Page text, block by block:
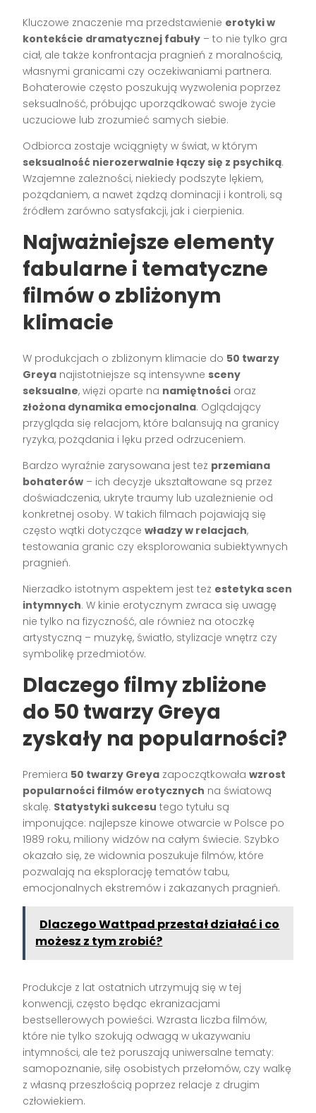
Kluczowe znaczenie ma przedstawienie erotyki w
kontekście dramatycznej fabuły – to nie tylko gra
ciał, ale także konfrontacja pragnień z moralnością,
własnymi granicami czy oczekiwaniami partnera.
Bohaterowie często poszukują wyzwolenia poprzez
seksualność, próbując uporządkować swoje życie
uczuciowe lub zrozumieć samych siebie.
Odbiorca zostaje wciągnięty w świat, w którym
seksualność nierozerwalnie łączy się z psychiką.
Wzajemne zależności, niekiedy podszyte lękiem,
pożądaniem, a nawet żądzą dominacji i kontroli, są
źródłem zarówno satysfakcji, jak i cierpienia.
Najważniejsze elementy
fabularne i tematyczne
filmów o zbliżonym
klimacie
W produkcjach o zbliżonym klimacie do 50 twarzy
Greya najistotniejsze są intensywne sceny
seksualne, więzi oparte na namiętności oraz
złożona dynamika emocjonalna. Oglądający
przygląda się relacjom, które balansują na granicy
ryzyka, pożądania i lęku przed odrzuceniem.
Bardzo wyraźnie zarysowana jest też przemiana
bohaterów – ich decyzje ukształtowane są przez
doświadczenia, ukryte traumy lub uzależnienie od
konkretnej osoby. W takich filmach pojawiają się
często wątki dotyczącewładzy w relacjach,
testowania granic czy eksplorowania subiektywnych
pragnień.
Nierzadko istotnym aspektem jest też estetyka scen
intymnych. W kinie erotycznym zwraca się uwagę
nie tylko na fizyczność, ale również na otoczkę
artystyczną – muzykę, światło, stylizacje wnętrz czy
symbolikę przedmiotów.
Dlaczego filmy zbliżone
do 50 twarzy Greya
zyskały na popularności?
Premiera 50 twarzy Greya zapoczątkowaławzrost
popularności filmów erotycznych na światową
skalę. Statystyki sukcesu tego tytułu są
imponujące: najlepsze kinowe otwarcie w Polsce po
1989 roku, miliony widzów na całym świecie. Szybko
okazało się, że widownia poszukuje filmów, które
pozwalają na eksplorację tematów tabu,
emocjonalnych ekstremów i zakazanych pragnień.
Dlaczego Wattpad przestał działać i co
możesz z tym zrobić?
Produkcje z lat ostatnich utrzymują się w tej
konwencji, często będąc ekranizacjami
bestsellerowych powieści. Wzrasta liczba filmów,
które nie tylko szokują odwagą w ukazywaniu
intymności, ale też poruszają uniwersalne tematy:
samopoznanie, siłę osobistych przełomów, czy walkę
z własną przeszłością poprzez relacje z drugim
człowiekiem.